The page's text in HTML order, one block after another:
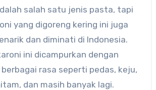
salah satu jenis pasta, tapi
yang digoreng kering ini juga
dan diminati di Indonesia.
ini dicampurkan dengan
rasa seperti pedas, keju,
dan masih banyak lagi.